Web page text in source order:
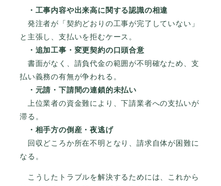
・工事内容や出来高に関する認識の相違
発注者が「契約どおりの工事が完了していない」
と主張し、支払いを拒むケース。
・追加工事・変更契約の口頭合意
書面がなく、請負代金の範囲が不明確なため、支
払い義務の有無が争われる。
・元請・下請間の連鎖的未払い
上位業者の資金難により、下請業者への支払いが
滞る。
・相手方の倒産・夜逃げ
回収どころか所在不明となり、請求自体が困難に
なる。
こうしたトラブルを解決するためには、これから